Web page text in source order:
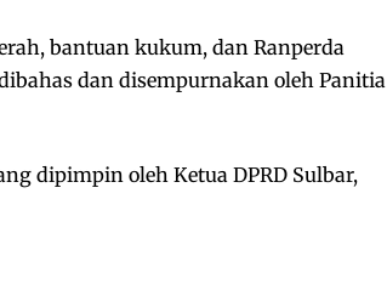
bantuan kukum, dan Ranperda
dan disempurnakan oleh Panitia
dipimpin oleh Ketua DPRD Sulbar,